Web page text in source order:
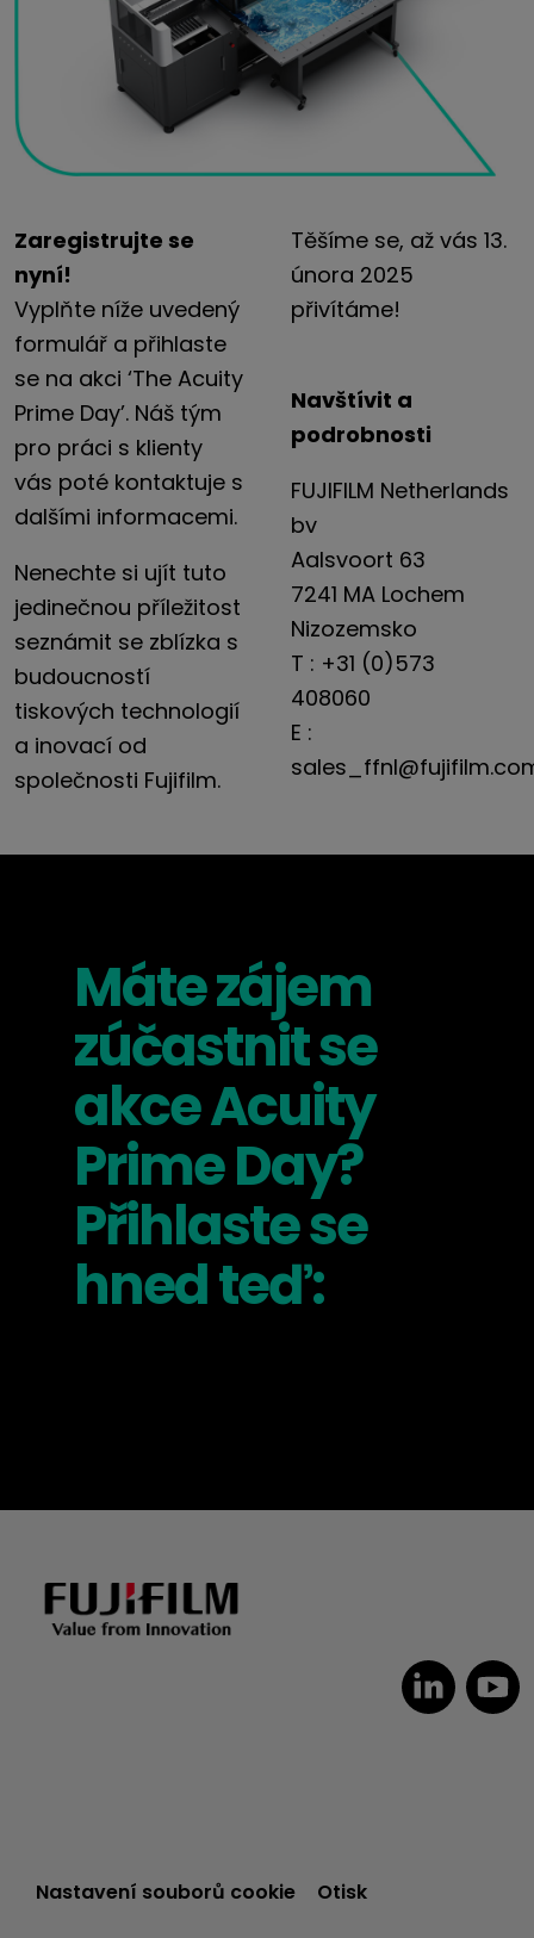
Zaregistrujte se
nyní!
Vyplňte níže uvedený
formulář a přihlaste
se na akci ‘The Acuity
Prime Day’. Náš tým
pro práci s klienty
vás poté kontaktuje s
dalšími informacemi.
Nenechte si ujít tuto
jedinečnou příležitost
seznámit se zblízka s
budoucností
tiskových technologií
a inovací od
společnosti Fujifilm.
Těšíme se, až vás 13.
února 2025
přivítáme!
Navštívit a
podrobnosti
FUJIFILM Netherlands
bv
Aalsvoort 63
7241 MA Lochem
Nizozemsko
T : +31 (0)573
408060
E :
Máte zájem
zúčastnit se
akce Acuity
Prime Day?
Přihlaste se
hned teď:
Nastavení souborů cookie OtiskSpanish